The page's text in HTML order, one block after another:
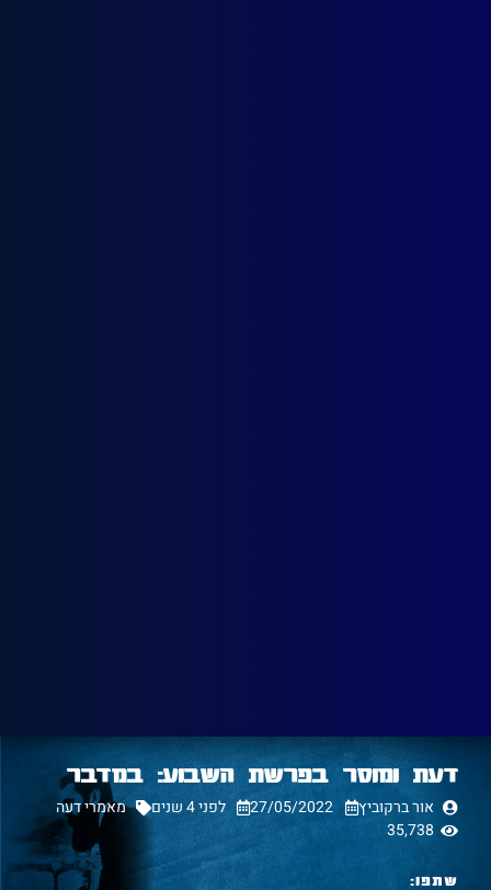
דעת ומוסר בפרשת השבוע: במדבר
אור ברקוביץ 27/05/2022 לפני 4 שנים
מאמרי דעה
35,738
שתפו: